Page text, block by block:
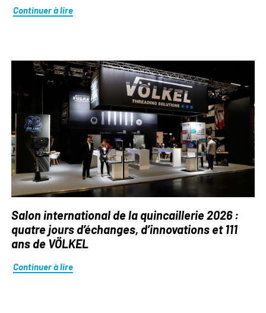
Continuer à lire
Salon international de la quincaillerie 2026 :
quatre jours d’échanges, d’innovations et 111
ans de VÖLKEL
Continuer à lire